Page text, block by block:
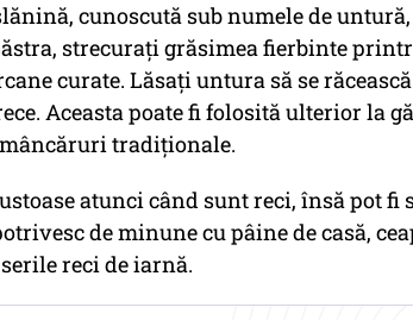
cunoscută sub numele de
strecurați grăsimea fierbinte
curate. Lăsați untura să se
Aceasta poate fi folosită ulterior la
tradiționale.
atunci când sunt reci, însă pot fi
de minune cu pâine de casă,
reci de iarnă.